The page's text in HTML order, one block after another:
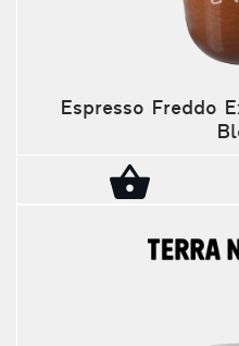
Espresso Freddo